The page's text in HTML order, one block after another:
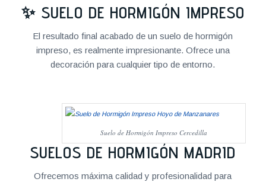
✨ SUELO DE HORMIGÓN IMPRESO
El resultado final acabado de un suelo de hormigón
impreso, es realmente impresionante. Ofrece una
decoración para cualquier tipo de entorno.
Suelo de Hormigón Impreso Cercedilla
SUELOS DE HORMIGÓN MADRID
Ofrecemos máxima calidad y profesionalidad para